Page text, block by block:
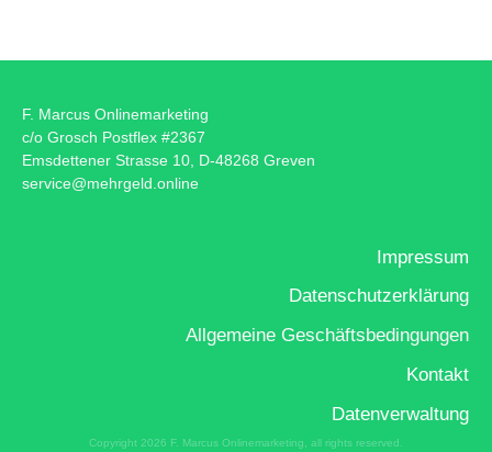
>
F. Marcus Onlinemarketing
c/o Grosch Postflex #2367
Emsdettener Strasse 10, D-48268 Greven
service@mehrgeld.online
Impressum
Datenschutzerklärung
Allgemeine Geschäftsbedingungen
Kontakt
Datenverwaltung
Copyright 2026 F. Marcus Onlinemarketing , all rights reserved.